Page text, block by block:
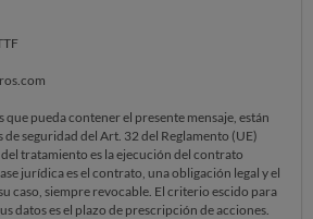
que pueda contener el presente mensaje, están
de seguridad del Art. 32 del Reglamento (UE)
tratamiento es la ejecución del contrato
jurídica es el contrato, una obligación legal y el
caso, siempre revocable. El criterio escido para
datos es el plazo de prescripción de acciones.